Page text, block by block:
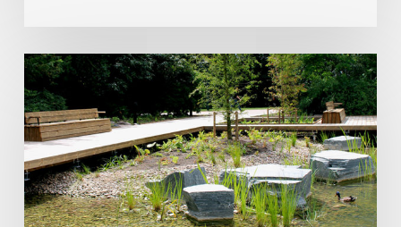
Schroeffundering